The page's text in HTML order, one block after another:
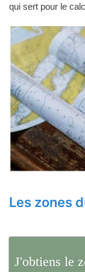
qui sert pour le
Les zones
J'obtiens le